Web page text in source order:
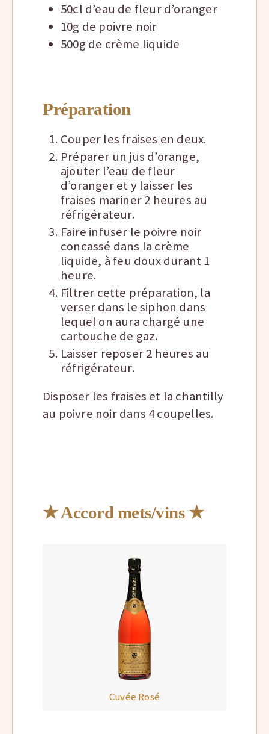
50cl d’eau de fleur d’oranger
10g de poivre noir
500g de crème liquide
Préparation
Couper les fraises en deux.
Préparer un jus d’orange,
ajouter l’eau de fleur
d’oranger et y laisser les
fraises mariner 2 heures au
réfrigérateur.
Faire infuser le poivre noir
concassé dans la crème
liquide, à feu doux durant 1
heure.
Filtrer cette préparation, la
verser dans le siphon dans
lequel on aura chargé une
cartouche de gaz.
Laisser reposer 2 heures au
réfrigérateur.
Disposer les fraises et la chantilly
au poivre noir dans 4 coupelles.
★ Accord mets/vins ★
Cuvée Rosé